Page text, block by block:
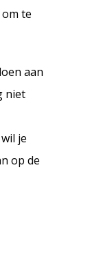
te
aan
niet
je
op de